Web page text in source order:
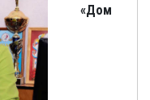
«Дом